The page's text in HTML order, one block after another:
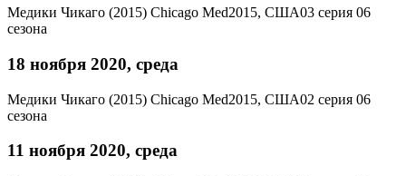
Медики Чикаго (2015) Chicago Med2015, США03 серия 06
сезона
18 ноября 2020, среда
Медики Чикаго (2015) Chicago Med2015, США02 серия 06
сезона
11 ноября 2020, среда